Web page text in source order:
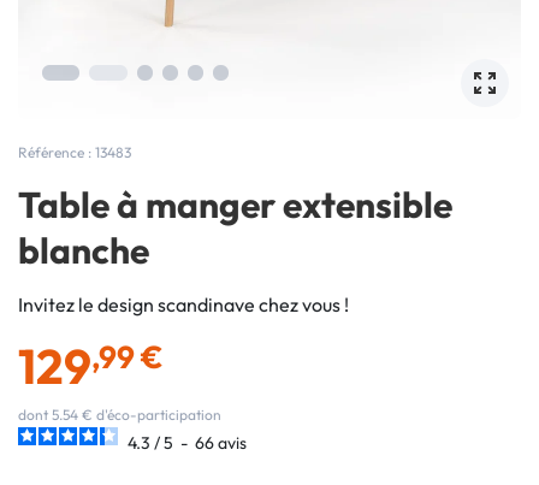
Référence : 13483
Table à manger extensible
blanche
Invitez le design scandinave chez vous !
129,99 €
dont 5.54 € d'éco-participation
4.3 /5 - 66avis